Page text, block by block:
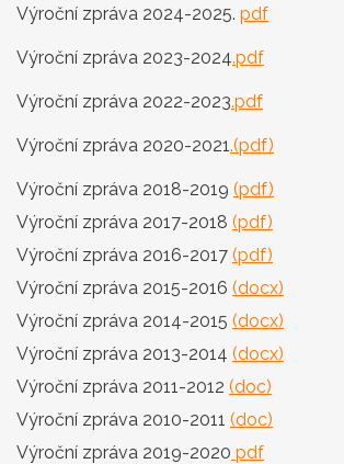
Výroční zpráva 2024-2025. pdf
Výroční zpráva 2023-2024.pdf
Výroční zpráva 2022-2023.pdf
Výroční zpráva 2020-2021.(pdf)
Výroční zpráva 2018-2019 (pdf)
Výroční zpráva 2017-2018 (pdf)
Výroční zpráva 2016-2017 (pdf)
Výroční zpráva 2015-2016 (docx)
Výroční zpráva 2014-2015 (docx)
Výroční zpráva 2013-2014 (docx)
Výroční zpráva 2011-2012 (doc)
Výroční zpráva 2010-2011 (doc)
Výroční zpráva 2019-2020 pdf